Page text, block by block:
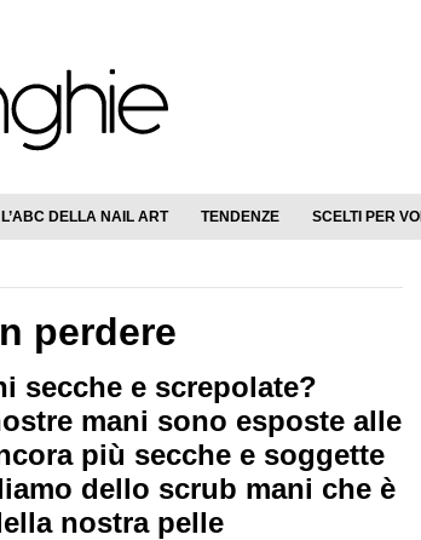
L’ABC DELLA NAIL ART TENDENZE SCELTI PER VOI
perdere
secche e screpolate?
mani sono esposte alle
più secche e soggette
dello scrub mani che è
nostra pelle